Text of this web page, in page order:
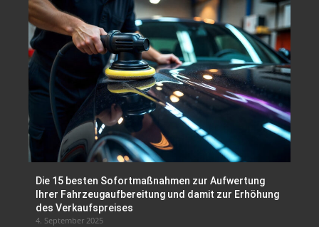
Die 15 besten Sofortmaßnahmen zur Aufwertung
Ihrer Fahrzeugaufbereitung und damit zur Erhöhung
des Verkaufspreises
4. September 2025